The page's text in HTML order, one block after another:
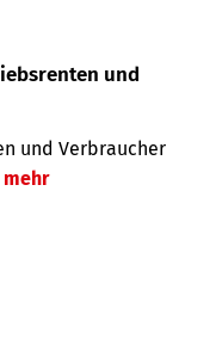
und
und Verbraucher
mehr